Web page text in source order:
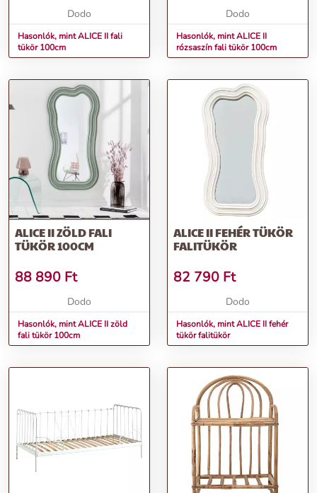
Dodo
Hasonlók, mint ALICE II fali
tükör 100cm
Dodo
Hasonlók, mint ALICE II
rózsaszín fali tükör 100cm
ALICE II ZÖLD FALI
TÜKÖR 100CM
88 890 Ft
Dodo
Hasonlók, mint ALICE II zöld
fali tükör 100cm
ALICE II FEHÉR TÜKÖR
FALITÜKÖR
82 790 Ft
Dodo
Hasonlók, mint ALICE II fehér
tükör falitükör